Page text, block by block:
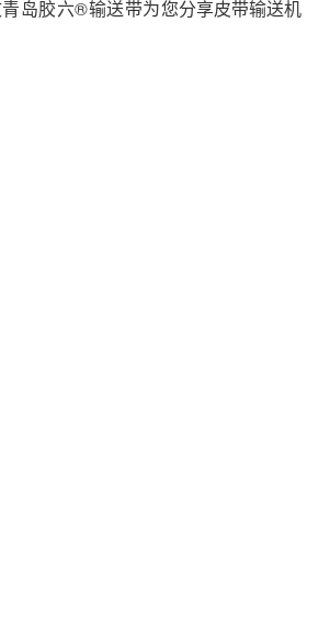
青岛胶六®输送带为您分享皮带输送机